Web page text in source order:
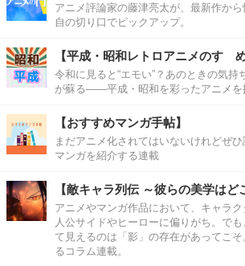
アニメ評論家の藤津亮太が、最新作か
自の切り口でピックアップ。
【平成・昭和レトロアニメのすゝめ
令和に見ると“エモい”？あのときの気持
が蘇る――平成・昭和を彩ったアニメを
【おすすめマンガ手帖】
まだアニメ化されてはいないけれどぜ
マンガを紹介する連載
【敵キャラ列伝 ～彼らの美学はど
アニメやマンガ作品において、キャラ
人公サイドやヒーローに偏りがち。で
て見えるのは「影」の存在があってこ
るコラム連載。